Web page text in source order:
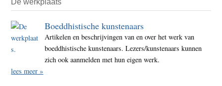
De werkplaats
Boeddhistische kunstenaars
Artikelen en beschrijvingen van en over het werk van
boeddhistische kunstenaars. Lezers/kunstenaars kunnen
zich ook aanmelden met hun eigen werk.
lees meer »